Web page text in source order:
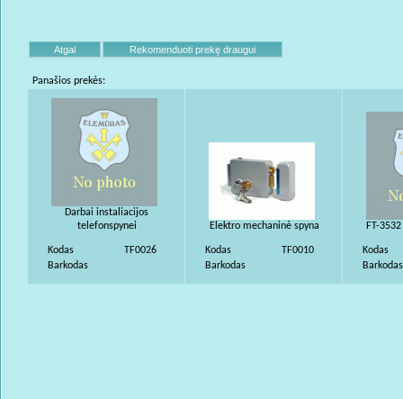
Panašios prekės:
Darbai instaliacijos
telefonspynei
Kodas
TF0026
Barkodas
Elektro mechaninė spyna
Kodas
TF0010
Barkodas
FT-3532
Kodas
Barkodas